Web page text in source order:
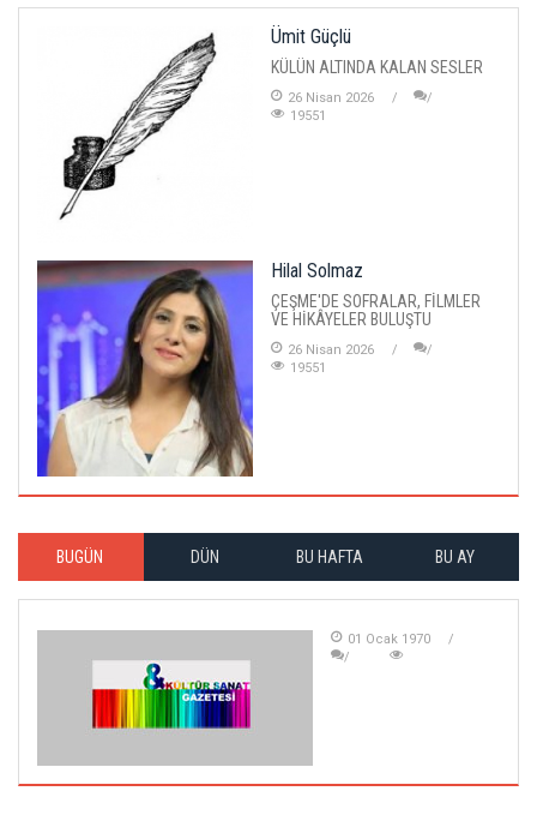
Ümit Güçlü
KÜLÜN ALTINDA KALAN SESLER
26 Nisan 2026
19551
Hilal Solmaz
ÇEŞME'DE SOFRALAR, FİLMLER
VE HİKÂYELER BULUŞTU
26 Nisan 2026
19551
BUGÜN DÜN BU HAFTA BU AY
01 Ocak 1970